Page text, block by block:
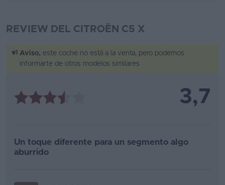
REVIEW DEL CITROËN C5 X
Aviso, este coche no está a la venta, pero podemos
informarte de otros modelos similares
3,7
Un toque diferente para un segmento algo
aburrido